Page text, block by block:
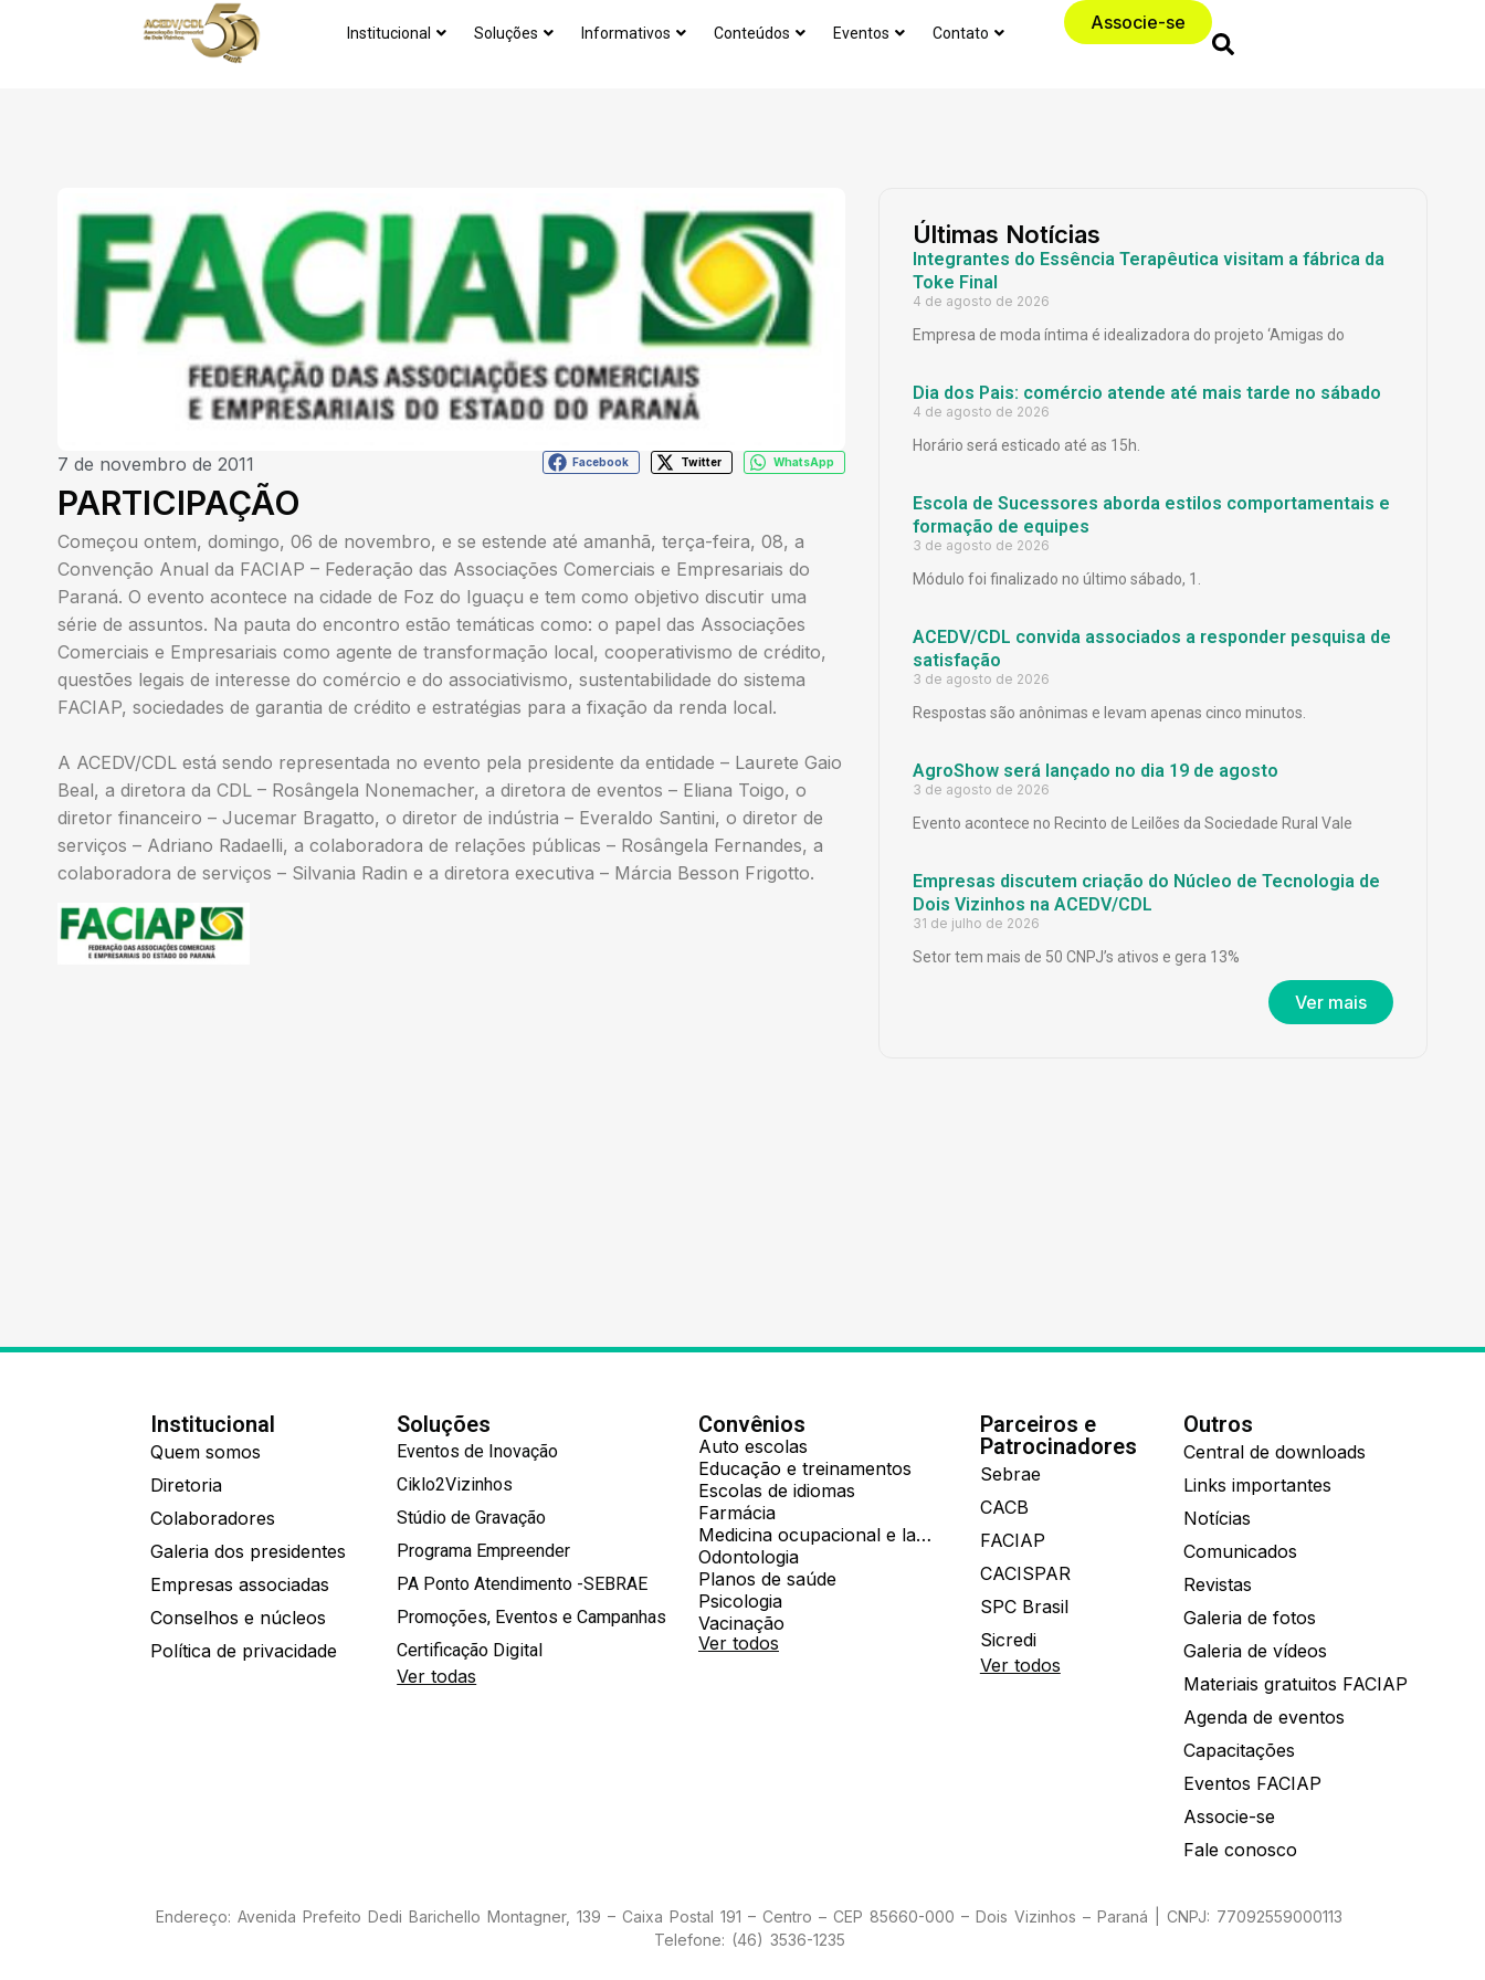
Institucional Soluções Informativos Conteúdos Eventos Contato Associe-se
7 de novembro de 2011 Facebook Twitter WhatsApp
PARTICIPAÇÃO
Começou ontem, domingo, 06 de novembro, e se estende até amanhã, terça-feira, 08, a
Convenção Anual da FACIAP – Federação das Associações Comerciais e Empresariais do
Paraná. O evento acontece na cidade de Foz do Iguaçu e tem como objetivo discutir uma
série de assuntos. Na pauta do encontro estão temáticas como: o papel das Associações
Comerciais e Empresariais como agente de transformação local, cooperativismo de crédito,
questões legais de interesse do comércio e do associativismo, sustentabilidade do sistema
FACIAP, sociedades de garantia de crédito e estratégias para a fixação da renda local.
A ACEDV/CDL está sendo representada no evento pela presidente da entidade – Laurete Gaio
Beal, a diretora da CDL – Rosângela Nonemacher, a diretora de eventos – Eliana Toigo, o
diretor financeiro – Jucemar Bragatto, o diretor de indústria – Everaldo Santini, o diretor de
serviços – Adriano Radaelli, a colaboradora de relações públicas – Rosângela Fernandes, a
colaboradora de serviços – Silvania Radin e a diretora executiva – Márcia Besson Frigotto.
Últimas Notícias
Integrantes do Essência Terapêutica visitam a fábrica da
Toke Final
4 de agosto de 2026
Empresa de moda íntima é idealizadora do projeto ‘Amigas do
Dia dos Pais: comércio atende até mais tarde no sábado
4 de agosto de 2026
Horário será esticado até as 15h.
Escola de Sucessores aborda estilos comportamentais e
formação de equipes
3 de agosto de 2026
Módulo foi finalizado no último sábado, 1.
ACEDV/CDL convida associados a responder pesquisa de
satisfação
3 de agosto de 2026
Respostas são anônimas e levam apenas cinco minutos.
AgroShow será lançado no dia 19 de agosto
3 de agosto de 2026
Evento acontece no Recinto de Leilões da Sociedade Rural Vale
Empresas discutem criação do Núcleo de Tecnologia de
Dois Vizinhos na ACEDV/CDL
31 de julho de 2026
Setor tem mais de 50 CNPJ’s ativos e gera 13%
Ver mais
Institucional
Quem somos
Diretoria
Colaboradores
Galeria dos presidentes
Empresas associadas
Conselhos e núcleos
Política de privacidade
Soluções
Eventos de Inovação
Ciklo2Vizinhos
Stúdio de Gravação
Programa Empreender
PA Ponto Atendimento -SEBRAE
Promoções, Eventos e Campanhas
Certificação Digital
Ver todas
Convênios
Auto escolas
Educação e treinamentos
Escolas de idiomas
Farmácia
Medicina ocupacional e laboratorial
Odontologia
Planos de saúde
Psicologia
Vacinação
Ver todos
Parceiros e
Patrocinadores
Sebrae
CACB
FACIAP
CACISPAR
SPC Brasil
Sicredi
Ver todos
Outros
Central de downloads
Links importantes
Notícias
Comunicados
Revistas
Galeria de fotos
Galeria de vídeos
Materiais gratuitos FACIAP
Agenda de eventos
Capacitações
Eventos FACIAP
Associe-se
Fale conosco
Endereço: Avenida Prefeito Dedi Barichello Montagner, 139 – Caixa Postal 191 – Centro – CEP 85660-000 – Dois Vizinhos – Paraná | CNPJ: 77092559000113
Telefone: (46) 3536-1235